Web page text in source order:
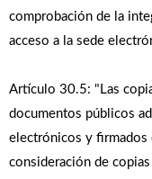
comprobación de la
acceso a la sede
Artículo 30.5: "Las
documentos públicos
electrónicos y firmados
consideración de